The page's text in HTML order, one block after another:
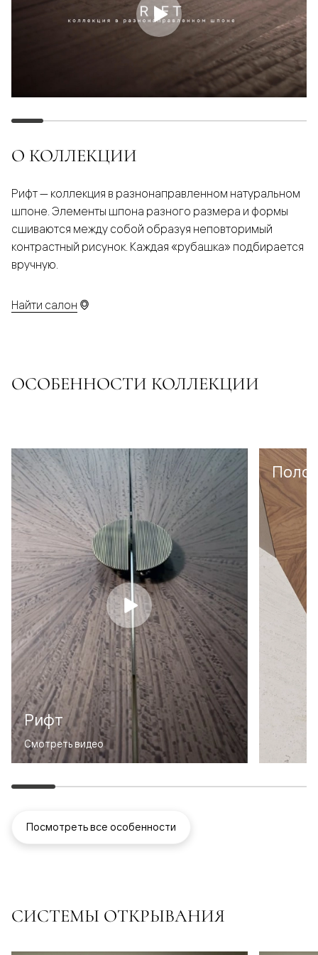
О КОЛЛЕКЦИИ
Рифт — коллекция в разнонаправленном натуральном
шпоне. Элементы шпона разного размера и формы
сшиваются между собой образуя неповторимый
контрастный рисунок. Каждая «рубашка» подбирается
вручную.
Найти салон
ОСОБЕННОСТИ КОЛЛЕКЦИИ
Рифт
Смотреть видео
Посмотреть все особенности
СИСТЕМЫ ОТКРЫВАНИЯ